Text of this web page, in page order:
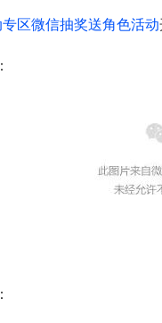
区微信抽奖送角色活动